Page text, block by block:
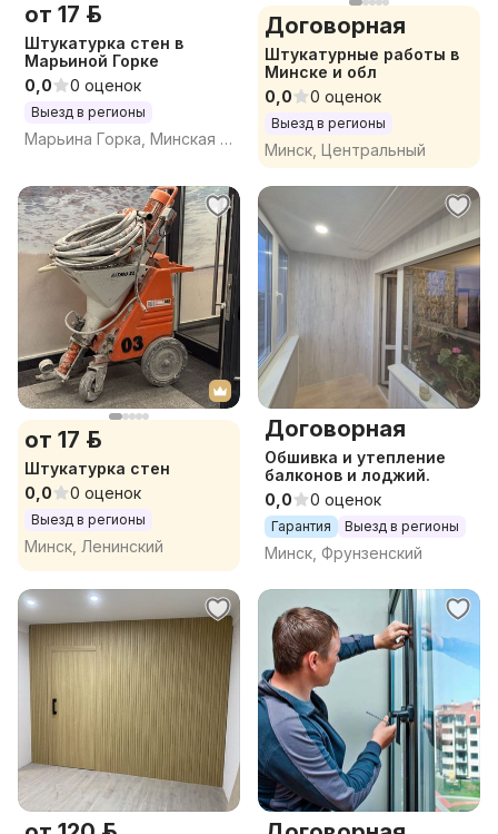
от 17 р.
Штукатурка стен в
Марьиной Горке
0,0
0 оценок
Выезд в регионы
Марьина Горка, Минская обл.
Договорная
Штукатурные работы в
Минске и обл
0,0
0 оценок
Выезд в регионы
Минск, Центральный
от 17 р.
Штукатурка стен
0,0
0 оценок
Выезд в регионы
Минск, Ленинский
Договорная
Обшивка и утепление
балконов и лоджий.
0,0
0 оценок
Гарантия Выезд в регионы
Минск, Фрунзенский